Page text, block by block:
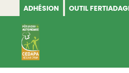
ADHÉSION OUTIL
CEDAPA